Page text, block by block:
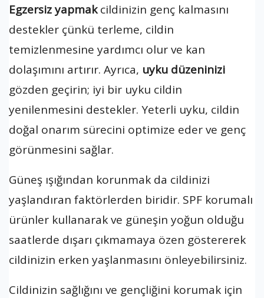
Egzersiz yapmakcildinizin genç kalmasını
destekler çünkü terleme, cildin
temizlenmesine yardımcı olur ve kan
dolaşımını artırır. Ayrıca, uyku düzeninizi
gözden geçirin; iyi bir uyku cildin
yenilenmesini destekler. Yeterli uyku, cildin
doğal onarım sürecini optimize eder ve genç
görünmesini sağlar.
Güneş ışığından korunmak da cildinizi
yaşlandıran faktörlerden biridir. SPF korumalı
ürünler kullanarak ve güneşin yoğun olduğu
saatlerde dışarı çıkmamaya özen göstererek
cildinizin erken yaşlanmasını önleyebilirsiniz.
Cildinizin sağlığını ve gençliğini korumak için